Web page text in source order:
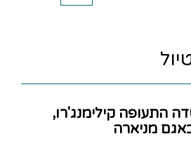
בשדה התעופה קילימנג'רו,
מניארה